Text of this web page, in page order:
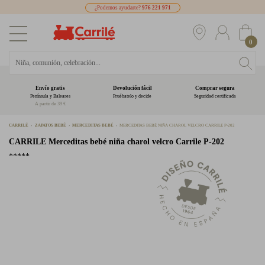
¿Podemos ayudarte? 976 221 971
0
Envío gratis
Península y Baleares
A partir de 39 €
Devolución fácil
Pruébatelo y decide
Comprar segura
Seguridad certificada
CARRILÉ ZAPATOS BEBÉ MERCEDITAS BEBÉ MERCEDITAS BEBÉ NIÑA CHAROL VELCRO CARRILE P-202
CARRILE Merceditas bebé niña charol velcro Carrile P-202
*****